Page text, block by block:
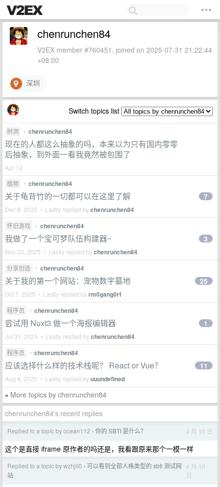
chenrunchen84
V2EX member #760451, joined on 2025-07-31 21:22:44
+08:00
深圳
Switch topics list
树洞 • chenrunchen84
现在的人都这么抽象的吗，本来以为只有国内零零
后抽象，到外面一看我竟然被包围了
Apr 12
植物
• chenrunchen84
关于龟背竹的一切都可以在这里了解
Dec 8, 2025 • Lastly replied bychenrunchen84
7
怀旧游戏 • chenrunchen84
我做了一个宝可梦队伍构建器~
Nov 23, 2025 • Lastly replied bychenrunchen84
3
分享创造 • chenrunchen84
关于我的第一个网站：宠物数字墓地
Oct 7, 2025 • Lastly replied byrm0gang0rf
25
程序员 • chenrunchen84
尝试用 Nuxt3 做一个海报编辑器
Jul 31, 2025 • Lastly replied bychenrunchen84
1
程序员 • chenrunchen84
应该选择什么样的技术栈呢？ React or Vue？
Aug 4, 2025 • Lastly replied byuuundefined
11
» More topics by chenrunchen84
chenrunchen84's recent replies
Replied to a topic by ocean112 › 你的 SBTI 是什么？ 4 月 10 日
这个是直接 iframe 原作者的吗还是，我看跟原来那个一模一样
Replied to a topic by wzhjii0 › 可以看到全部人格类型的 sbti 测试网
站
4 月 10
日